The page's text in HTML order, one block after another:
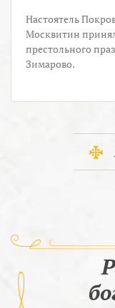
Настоятель
Москвитин
престольного
Зимарово.